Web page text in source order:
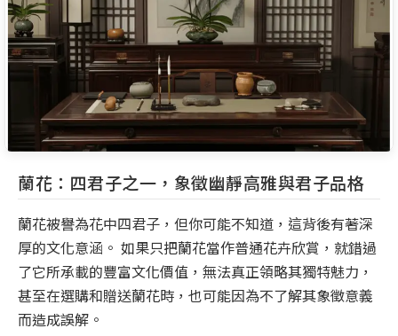
蘭花：四君子之一，象徵幽靜高雅與君子品格
蘭花被譽為花中四君子，但你可能不知道，這背後有著深
厚的文化意涵。 如果只把蘭花當作普通花卉欣賞，就錯過
了它所承載的豐富文化價值，無法真正領略其獨特魅力，
甚至在選購和贈送蘭花時，也可能因為不了解其象徵意義
而造成誤解。